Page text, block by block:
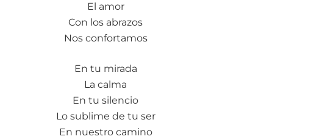
El amor
Con los abrazos
Nos confortamos
En tu mirada
La calma
En tu silencio
Lo sublime de tu ser
En nuestro camino